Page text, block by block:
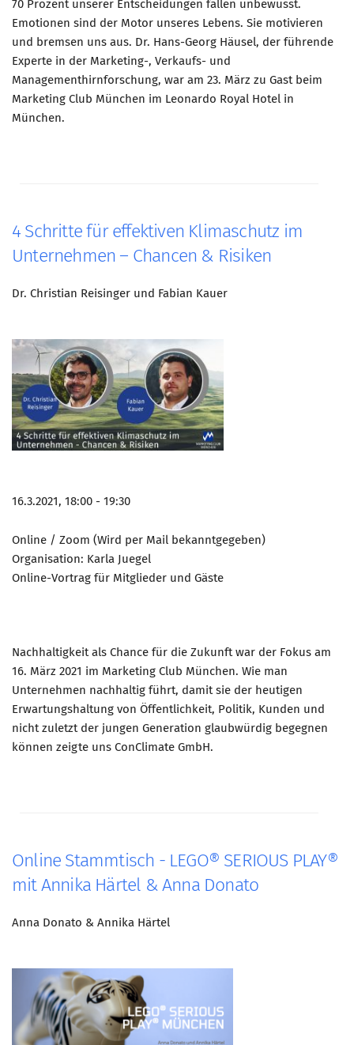
70 Prozent unserer Entscheidungen fallen unbewusst.
Emotionen sind der Motor unseres Lebens. Sie motivieren
und bremsen uns aus. Dr. Hans-Georg Häusel, der führende
Experte in der Marketing-, Verkaufs- und
Managementhirnforschung, war am 23. März zu Gast beim
Marketing Club München im Leonardo Royal Hotel in
München.
4 Schritte für effektiven Klimaschutz im
Unternehmen – Chancen & Risiken
Dr. Christian Reisinger und Fabian Kauer
16.3.2021, 18:00 - 19:30
Online / Zoom (Wird per Mail bekanntgegeben)
Organisation: Karla Juegel
Online-Vortrag für Mitglieder und Gäste
Nachhaltigkeit als Chance für die Zukunft war der Fokus am
16. März 2021 im Marketing Club München. Wie man
Unternehmen nachhaltig führt, damit sie der heutigen
Erwartungshaltung von Öffentlichkeit, Politik, Kunden und
nicht zuletzt der jungen Generation glaubwürdig begegnen
können zeigte uns ConClimate GmbH.
Online Stammtisch - LEGO® SERIOUS PLAY®
mit Annika Härtel & Anna Donato
Anna Donato & Annika Härtel